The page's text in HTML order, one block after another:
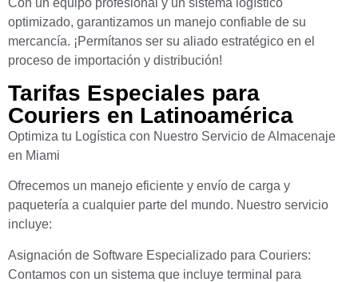
Con un equipo profesional y un sistema logístico
optimizado, garantizamos un manejo confiable de su
mercancía. ¡Permítanos ser su aliado estratégico en el
proceso de importación y distribución!
Tarifas Especiales para
Couriers en Latinoamérica
Optimiza tu Logística con Nuestro Servicio de Almacenaje
en Miami
Ofrecemos un manejo eficiente y envío de carga y
paquetería a cualquier parte del mundo. Nuestro servicio
incluye:
Asignación de Software Especializado para Couriers:
Contamos con un sistema que incluye terminal para